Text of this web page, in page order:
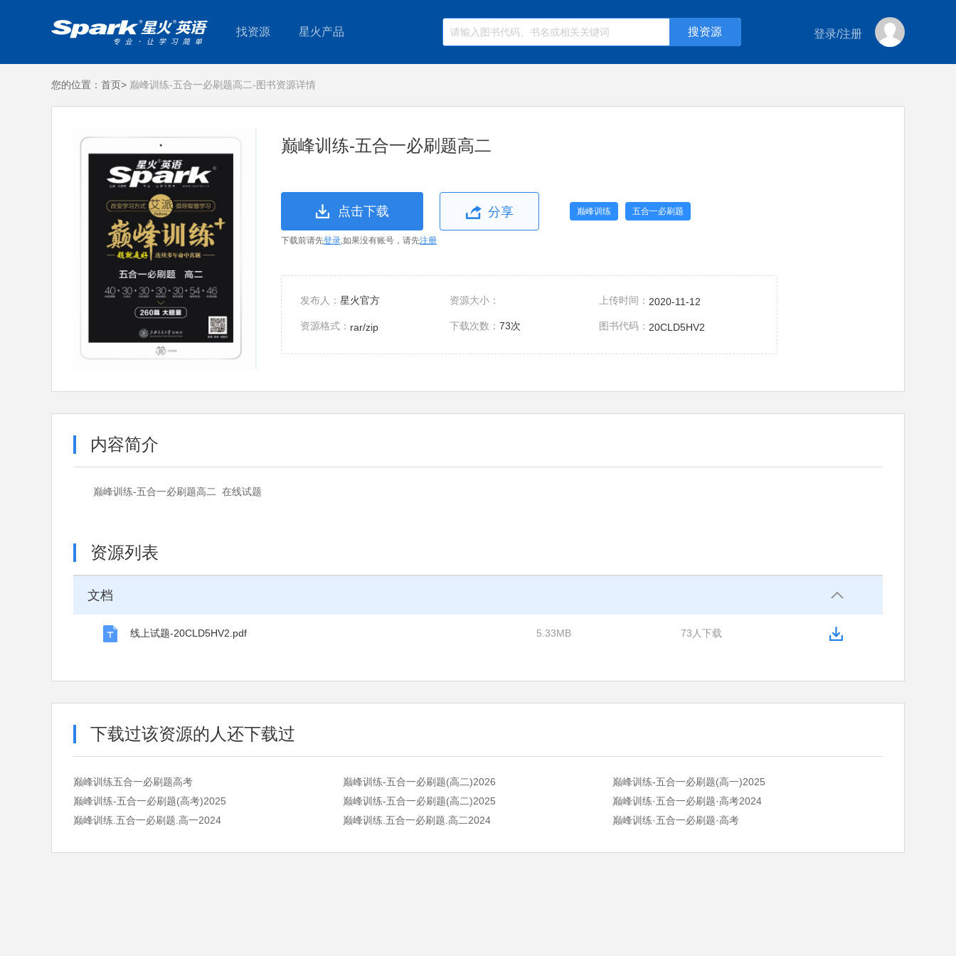
找资源 星火产品 登录/注册
您的位置： 首页> 巅峰训练-五合一必刷题高二-图书资源详情
巅峰训练-五合一必刷题高二
点击下载 分享 巅峰训练 五合一必刷题
下载前请先登录,如果没有账号，请先注册
发布人： 星火官方 资源大小： 上传时间： 2020-11-12
资源格式： rar/zip 下载次数： 73次 图书代码： 20CLD5HV2
内容简介
巅峰训练-五合一必刷题高二 在线试题
资源列表
文档
线上试题-20CLD5HV2.pdf 5.33MB 73人下载
下载过该资源的人还下载过
巅峰训练五合一必刷题高考 巅峰训练-五合一必刷题(高二)2026
巅峰训练-五合一必刷题(高一)2025
巅峰训练-五合一必刷题(高考)2025
巅峰训练-五合一必刷题(高二)2025
巅峰训练·五合一必刷题·高考2024
巅峰训练.五合一必刷题.高一2024
巅峰训练.五合一必刷题.高二2024 巅峰训练·五合一必刷题·高考